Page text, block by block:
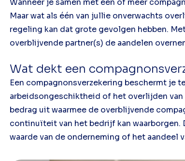
Wanneer je samen met één of meer
Maar wat als één van jullie onverwachts
regeling kan dat grote gevolgen hebben.
overblijvende partner(s) de aandelen
Wat dekt een
Een compagnonsverzekering beschermt je
arbeidsongeschiktheid of het overlijden van
bedrag uit waarmee de overblijvende
continuïteit van het bedrijf kan
waarde van de onderneming of het aandeel